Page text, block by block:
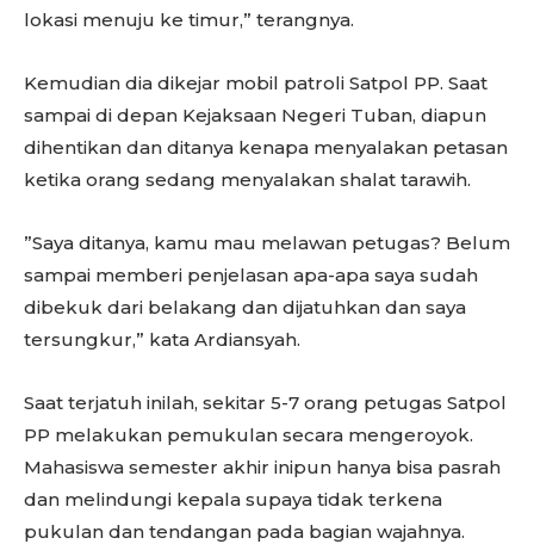
lokasi menuju ke timur,” terangnya.
Kemudian dia dikejar mobil patroli Satpol PP. Saat
sampai di depan Kejaksaan Negeri Tuban, diapun
dihentikan dan ditanya kenapa menyalakan petasan
ketika orang sedang menyalakan shalat tarawih.
”Saya ditanya, kamu mau melawan petugas? Belum
sampai memberi penjelasan apa-apa saya sudah
dibekuk dari belakang dan dijatuhkan dan saya
tersungkur,” kata Ardiansyah.
Saat terjatuh inilah, sekitar 5-7 orang petugas Satpol
PP melakukan pemukulan secara mengeroyok.
Mahasiswa semester akhir inipun hanya bisa pasrah
dan melindungi kepala supaya tidak terkena
pukulan dan tendangan pada bagian wajahnya.